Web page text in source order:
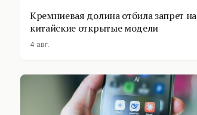
Кремниевая долина отбила запрет на
китайские открытые модели
4 авг.